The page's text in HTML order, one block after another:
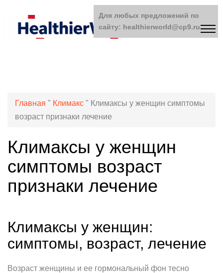
Главная " Климакс " Климаксы у женщин симптомы
возраст признаки лечение
Климаксы у женщин
симптомы возраст
признаки лечение
Климаксы у женщин:
симптомы, возраст, лечение
Возраст женщины и ее гормональный фон тесно
Для любых предложений по
сайту: healthierworld@cp9.ru